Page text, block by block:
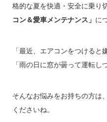
格的な夏を快適・安全に乗り
コン＆愛車メンテナンス」 に
「最近、エアコンをつけると
「雨の日に窓が曇って運転し
そんなお悩みをお持ちの方は
くださいね。